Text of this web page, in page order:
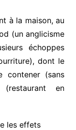
à la maison, au
(un anglicisme
échoppes
dont le
contener (sans
en
les effets